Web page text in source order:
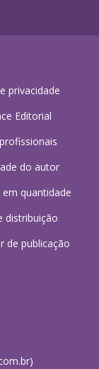
privacidade
Editorial
do autor
quantidade
distribuição
de publicação